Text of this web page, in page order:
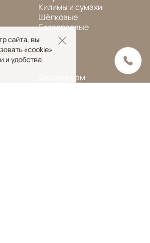
Килимы и сумахи
Шёлковые
Безворсовые
Дизайнерам
сайта, вы
«cookie»
и удобства